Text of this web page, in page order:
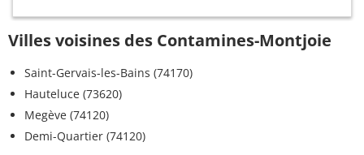
Villes voisines des Contamines-Montjoie
Saint-Gervais-les-Bains (74170)
Hauteluce (73620)
Megève (74120)
Demi-Quartier (74120)